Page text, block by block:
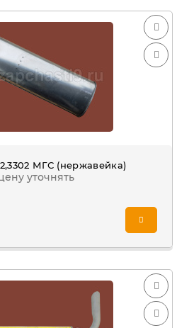
МГС (нержавейка)
уточнять